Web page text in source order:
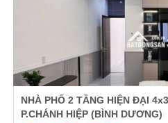
NHÀ PHỐ 2 TẦNG HIỆN ĐẠI
P.CHÁNH HIỆP (BÌNH DƯƠNG)